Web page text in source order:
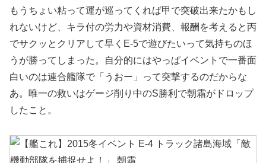
もうちょい粘って運が巡ってくれば甲で突破出来たかもし
れないけど、キラ付の労力や資材消費、報酬を考えると丙
でサクッとクリアして早くE-5で遊びたいって気持ちのほ
うが勝ってしまった。自分的にはやっぱイベントで一番面
白いのは連合艦隊で「うおー」って突撃するのだからな
あ。唯一の救いはゲージ削り中のS勝利で朝霜がドロップ
したこと。